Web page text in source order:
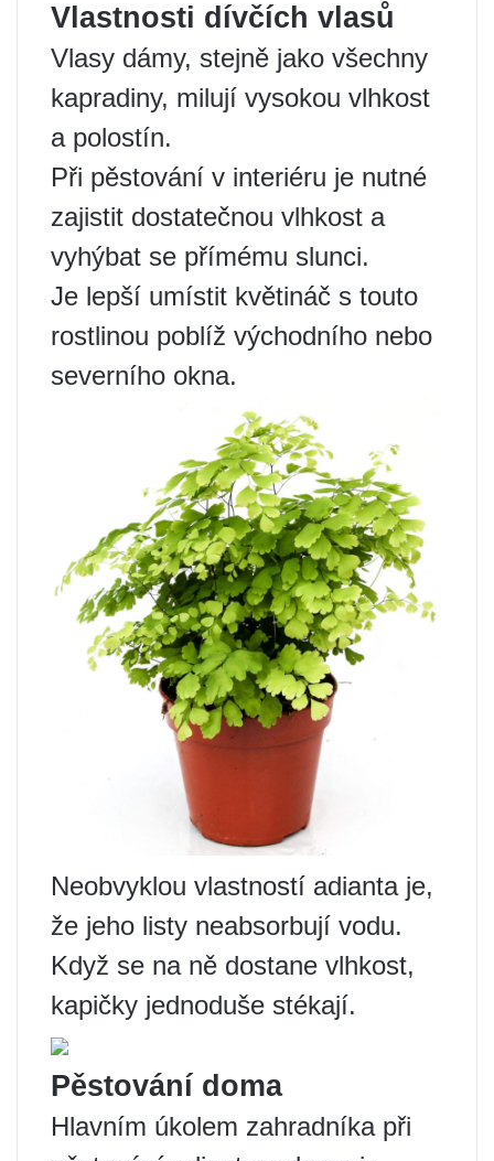
Vlastnosti dívčích vlasů
Vlasy dámy, stejně jako všechny
kapradiny, milují vysokou vlhkost
a polostín.
Při pěstování v interiéru je nutné
zajistit dostatečnou vlhkost a
vyhýbat se přímému slunci.
Je lepší umístit květináč s touto
rostlinou poblíž východního nebo
severního okna.
Neobvyklou vlastností adianta je,
že jeho listy neabsorbují vodu.
Když se na ně dostane vlhkost,
kapičky jednoduše stékají.
Pěstování doma
Hlavním úkolem zahradníka při